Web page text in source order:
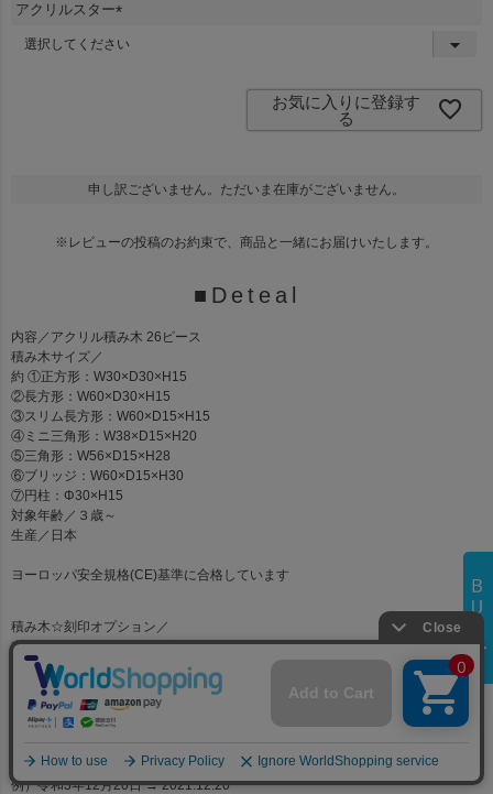
アクリルスター
(
お気に入りに登録す
る
申し訳ございません。ただいま在庫がございません。
※レビューの投稿のお約束で、商品と一緒にお届けいたします。
■Deteal
内容 ／アクリル積み木 26ピース
積み木サイズ／
約 ①正方形：W30×D30×H15
②長方形：W60×D30×H15
③スリム長方形：W60×D15×H15
④ミニ三角形：W38×D15×H20
⑤三角形：W56×D15×H28
⑥ブリッジ：W60×D15×H30
⑦円柱：Φ30×H15
対象年齢 ／３歳～
生産 ／日本
ヨーロッパ安全規格(CE)基準に合格しています
積み木☆刻印オプション ／
有償でお名前や生年月日を刻印することができます。
刻印する内容を9文字程度・英語で入力して下さい。
※お名前の頭文字は大文字、以降は小文字に変更させていただきます。
例）Kaori 例）Happy 例）2020.4.25 例）7.31
※生年月日は西暦でお入れいたします。
さい。
例）令和3年12月20日 → 2021.12.20